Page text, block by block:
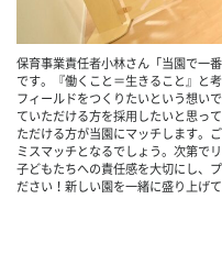
保育事業責任者小林さん「当園で一
です。『働くこと＝生きること』と
フィールドをつくりたいという想い
ていただける方を採用したいと思っ
ただける方が当園にマッチします。
ミスマッチとなるでしょう。次第で
子どもたちへの責任感を大切にし、
ださい！新しい園を一緒に盛り上げて